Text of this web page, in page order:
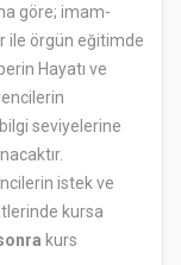
göre; imam-
ile örgün eğitimde
Hayatı ve
seviyelerine
istek ve
kursa
kurs